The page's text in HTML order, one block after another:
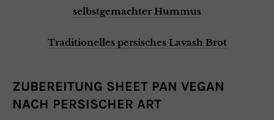
selbstgemachter Hummus
Traditionelles persisches Lavash Brot
ZUBEREITUNG SHEET PAN VEGAN
NACH PERSISCHER ART